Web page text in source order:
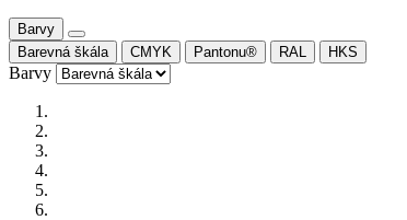
Barvy
Barevná škála
CMYK Pantonu® RAL HKS
Barvy